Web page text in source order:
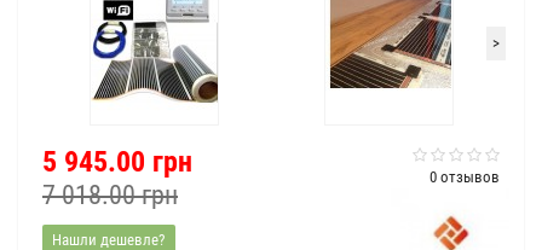
>
0 отзывов
5 945.00 грн
7 018.00 грн
Нашли дешевле?